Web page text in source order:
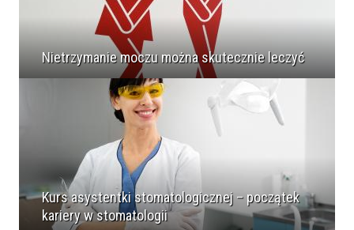
Nietrzymanie moczu można skutecznie leczyć
Kurs asystentki stomatologicznej – początek
kariery w stomatologii